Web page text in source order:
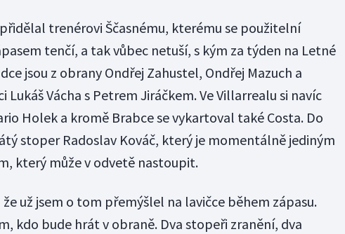
trenérovi Ščasnému, kterému se použitelní
tenčí, a tak vůbec netuší, s kým za týden na Letné
jsou z obrany Ondřej Zahustel, Ondřej Mazuch a
Lukáš Vácha s Petrem Jiráčkem. Ve Villarrealu si navíc
Holek a kromě Brabce se vykartoval také Costa. Do
stoper Radoslav Kováč, který je momentálně jediným
který může v odvetě nastoupit.
už jsem o tom přemýšlel na lavičce během zápasu.
kdo bude hrát v obraně. Dva stopeři zranění, dva